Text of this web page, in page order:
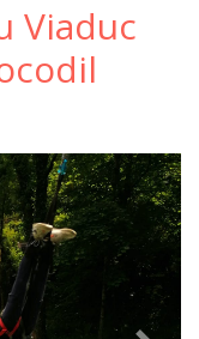
Viaduc